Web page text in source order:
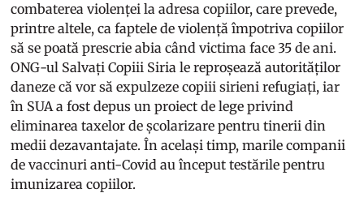
combaterea violenței la adresa copiilor, care prevede,
printre altele, ca faptele de violență împotriva copiilor
să se poată prescrie abia când victima face 35 de ani.
ONG-ul Salvați Copiii Siria le reproșează autorităților
daneze că vor să expulzeze copiii sirieni refugiați, iar
în SUA a fost depus un proiect de lege privind
eliminarea taxelor de școlarizare pentru tinerii din
medii dezavantajate. În același timp, marile companii
de vaccinuri anti-Covid au început testările pentru
imunizarea copiilor.